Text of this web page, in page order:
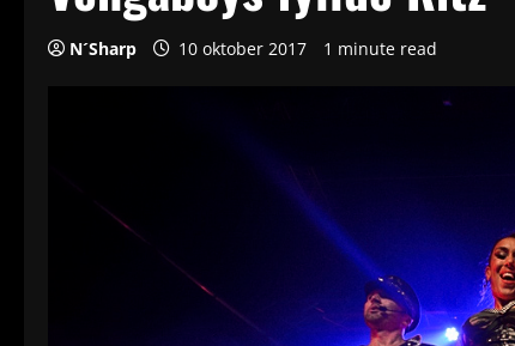
N´Sharp 10 oktober 2017 1 minute read